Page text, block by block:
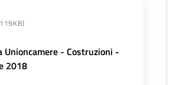
Unioncamere - Costruzioni -
2018